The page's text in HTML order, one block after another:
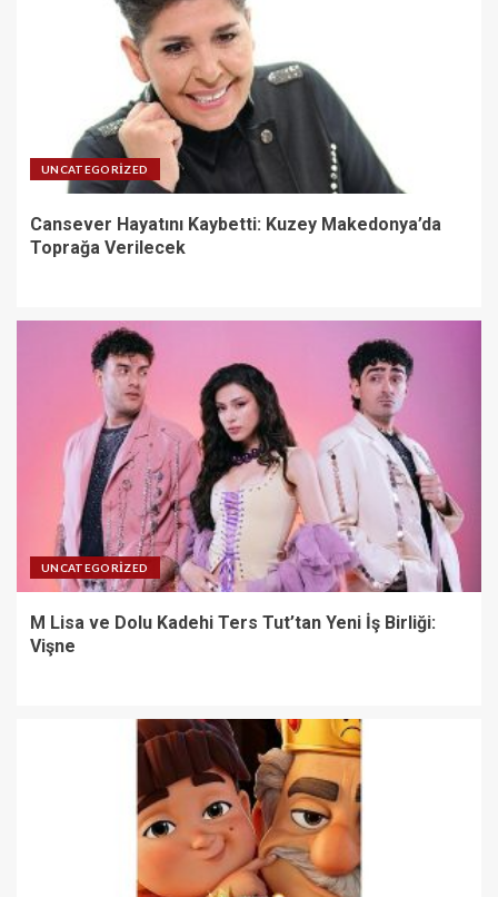
UNCATEGORIZED
Cansever Hayatını Kaybetti: Kuzey Makedonya’da
Toprağa Verilecek
UNCATEGORIZED
M Lisa ve Dolu Kadehi Ters Tut’tan Yeni İş Birliği:
Vişne